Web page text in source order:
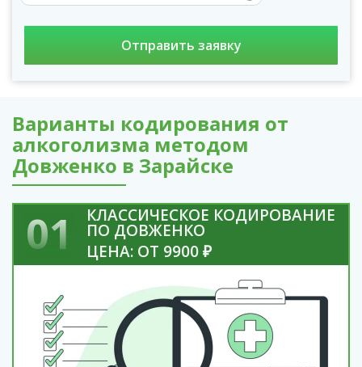
Варианты кодирования от
алкоголизма методом
Довженко в Зарайске
01 КЛАССИЧЕСКОЕ КОДИРОВАНИЕ
ПО ДОВЖЕНКО
ЦЕНА: ОТ 9900 ₽